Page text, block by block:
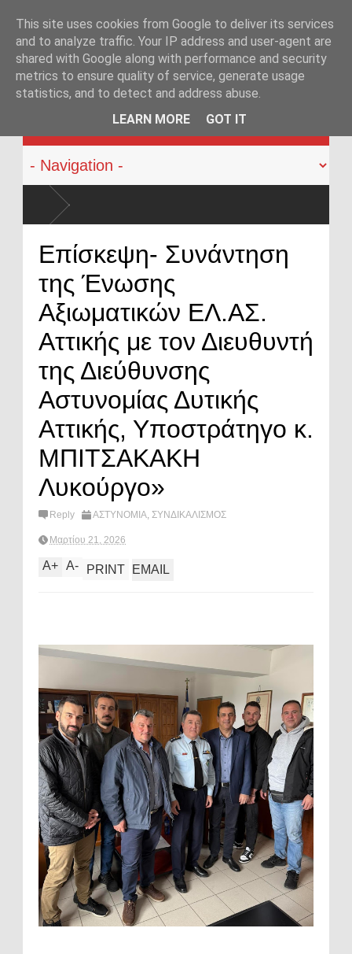
KATEHACKER
Επίσκεψη- Συνάντηση
της Ένωσης
Αξιωματικών ΕΛ.ΑΣ.
Αττικής με τον Διευθυντή
της Διεύθυνσης
Αστυνομίας Δυτικής
Αττικής, Υποστράτηγο κ.
ΜΠΙΤΣΑΚΑΚΗ
Λυκούργο»
Reply ΑΣΤΥΝΟΜΙΑ, ΣΥΝΔΙΚΑΛΙΣΜΟΣ
Μαρτίου 21, 2026
A+ A- PRINT EMAIL
This site uses cookies from Google to deliver its services
and to analyze traffic. Your IP address and user-agent are
shared with Google along with performance and security
metrics to ensure quality of service, generate usage
statistics, and to detect and address abuse.
LEARN MORE
GOT IT